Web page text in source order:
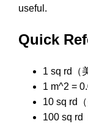
useful.
Quick
1 sq rd（
1 m^2 =
10 sq rd
100 sq rd